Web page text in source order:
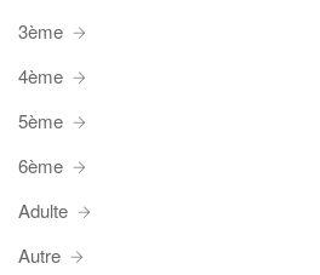
3ème
4ème
5ème
6ème
Adulte
Autre